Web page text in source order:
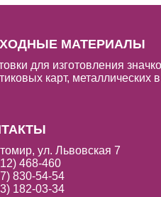
МАТЕРИАЛЫ
для изготовления
карт, металлических
ул. Львовская 7
468-460
830-54-54
182-03-34